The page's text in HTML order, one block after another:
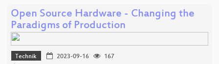
Open Source Hardware - Changing the
Paradigms of Production
Technik 2023-09-16
167